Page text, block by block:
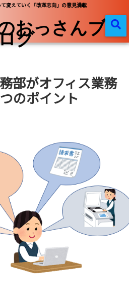
て変えていく「改革志向」の意見満載
おっさんブ
グ
部がオフィス業務
のポイント